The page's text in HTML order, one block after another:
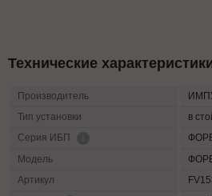
Технические
Производитель
Тип установки
в
Серия ИБП
Модель
Артикул